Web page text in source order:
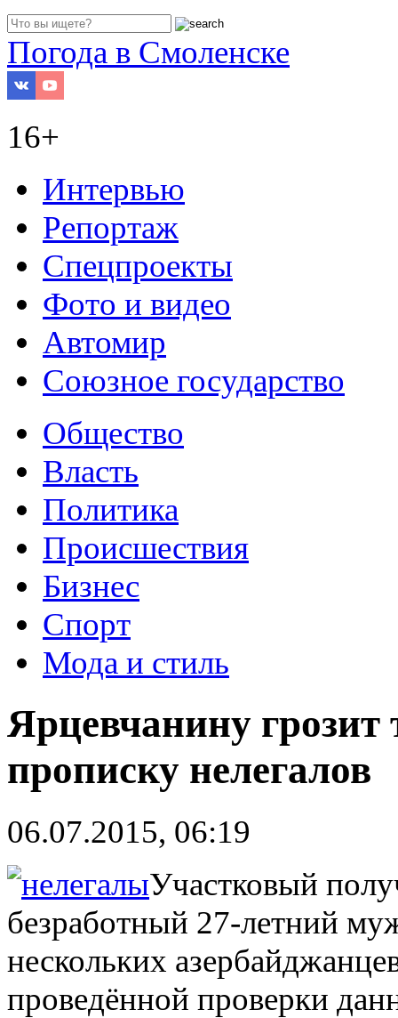
Погода в Смоленске
16+
Интервью
Репортаж
Спецпроекты
Фото и видео
Автомир
Союзное государство
Общество
Власть
Политика
Происшествия
Бизнес
Спорт
Мода и стиль
Ярцевчанину
прописку нелегалов
06.07.2015, 06:19
Участковый
безработный 27-летний
нескольких
проведённой проверки